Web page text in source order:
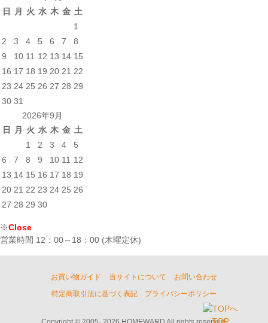
日
月 火 水 木 金 土
1
2
3 4 5 6 7
8
9
10 11 12 13 14 15
16 17 18 19 20 21 22
23 24 25 26 27 28 29
30 31
2026年9月
日
月 火 水 木 金 土
1
2 3 4
5
6
7 8 9 10 11 12
13 14 15 16 17 18 19
20 21 22 23 24 25 26
27 28 29 30
※Close
営業時間 12：00～18：00 (木曜定休)
お買い物ガイド 当サイトについて
お問い合わせ
特定商取引法に基づく表記
プライバシーポリシー